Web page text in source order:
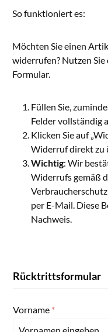
So funktioniert es:
Möchten Sie einen
widerrufen? Nutzen
Formular.
Füllen Sie,
Felder vollständig
Klicken Sie auf
Widerruf direkt zu
Wichtig: Wir
Widerrufs gemäß
per E-Mail. Diese
Nachweis.
Rücktrittsformular
Vorname *